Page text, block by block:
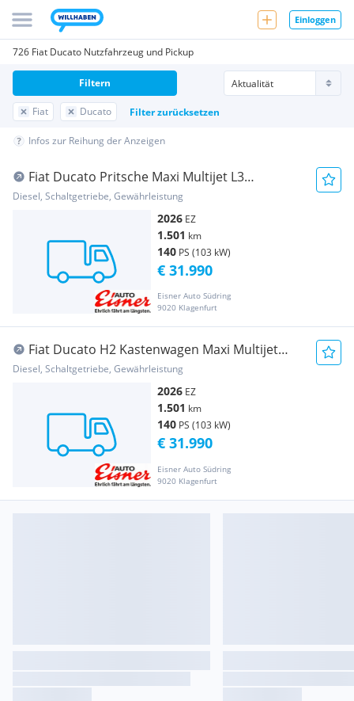
Einloggen
726 Fiat Ducato Nutzfahrzeug und Pickup
Fiat Ducato Filter zurücksetzen
Filtern
Infos zur Reihung der Anzeigen
Fiat Ducato Pritsche Maxi Multijet L3
(verstärkt) Bus
Diesel, Schaltgetriebe, Gewährleistung
2026 EZ
1.501 km
140 PS (103 kW)
Eisner Auto Südring
9020 Klagenfurt
€ 31.990
Fiat Ducato H2 Kastenwagen Maxi Multijet
L2H2 Bus
Diesel, Schaltgetriebe, Gewährleistung
2026 EZ
1.501 km
140 PS (103 kW)
Eisner Auto Südring
9020 Klagenfurt
€ 31.990